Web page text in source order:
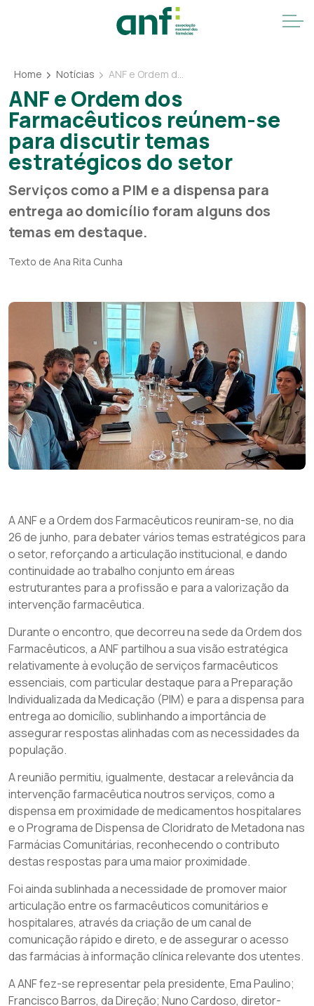
Home Notícias ANF e Ordem dos Farmacêuticos reúnem-se para discutir temas estratégicos do setor
ANF e Ordem dos
Farmacêuticos reúnem-se
para discutir temas
estratégicos do setor
Serviços como a PIM e a dispensa para
entrega ao domicílio foram alguns dos
temas em destaque.
Texto de Ana Rita Cunha
A ANF e a Ordem dos Farmacêuticos reuniram-se, no dia
26 de junho, para debater vários temas estratégicos para
o setor, reforçando a articulação institucional, e dando
continuidade ao trabalho conjunto em áreas
estruturantes para a profissão e para a valorização da
intervenção farmacêutica.
Durante o encontro, que decorreu na sede da Ordem dos
Farmacêuticos, a ANF partilhou a sua visão estratégica
relativamente à evolução de serviços farmacêuticos
essenciais, com particular destaque para a Preparação
Individualizada da Medicação (PIM) e para a dispensa para
entrega ao domicílio, sublinhando a importância de
assegurar respostas alinhadas com as necessidades da
população.
A reunião permitiu, igualmente, destacar a relevância da
intervenção farmacêutica noutros serviços, como a
dispensa em proximidade de medicamentos hospitalares
e o Programa de Dispensa de Cloridrato de Metadona nas
Farmácias Comunitárias, reconhecendo o contributo
destas respostas para uma maior proximidade.
Foi ainda sublinhada a necessidade de promover maior
articulação entre os farmacêuticos comunitários e
hospitalares, através da criação de um canal de
comunicação rápido e direto, e de assegurar o acesso
das farmácias à informação clínica relevante dos utentes.
A ANF fez-se representar pela presidente, Ema Paulino;
Francisco Barros, da Direção; Nuno Cardoso, diretor-